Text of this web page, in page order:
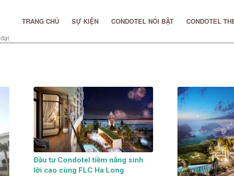
TRANG CHỦ SỰ KIỆN CONDOTEL NỔI BẬT CONDOTEL
Đầu tư Condotel tiềm năng sinh
lời cao cùng FLC Ha Long